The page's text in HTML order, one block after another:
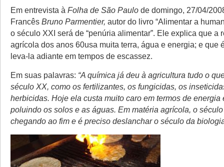
Em entrevista à Folha de São Paulo de domingo, 27/04/
Francês Bruno Parmentier, autor do livro “Alimentar a
o século XXI será de “penúria alimentar”. Ele explica que a
agrícola dos anos 60usa muita terra, água e energia; e que
leva-la adiante em tempos de escassez.
Em suas palavras: “A química já deu à agricultura tudo o
século XX, como os fertilizantes, os fungicidas, os
herbicidas. Hoje ela custa muito caro em termos de energia
poluindo os solos e as águas. Em matéria agrícola, o
chegando ao fim e é preciso deslanchar o século da